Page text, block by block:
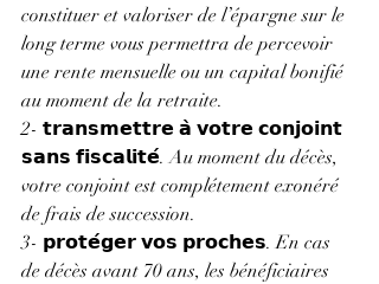
constituer et valoriser de l’épargne sur le
long terme vous permettra de percevoir
une rente mensuelle ou un capital bonifié
au moment de la retraite.
2- 𝘁𝗿𝗮𝗻𝘀𝗺𝗲𝘁𝘁𝗿𝗲 𝗮̀ 𝘃𝗼𝘁𝗿𝗲 𝗰𝗼𝗻𝗷𝗼𝗶𝗻𝘁
𝘀𝗮𝗻𝘀 𝗳𝗶𝘀𝗰𝗮𝗹𝗶𝘁𝗲́. Au moment du décès,
votre conjoint est complétement exonéré
de frais de succession.
3- 𝗽𝗿𝗼𝘁𝗲́𝗴𝗲𝗿 𝘃𝗼𝘀 𝗽𝗿𝗼𝗰𝗵𝗲𝘀. En cas
de décès avant 70 ans, les bénéficiaires